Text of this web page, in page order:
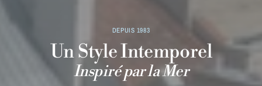
DEPUIS 1983
Un Style Intemporel
Inspiré par la Mer